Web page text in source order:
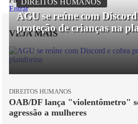
Entrar
VEJA MAIS
DIREITOS HUMANOS
AGU se reúne com
proteção de crianças na
DIREITOS HUMANOS
OAB/DF lança "violentômetro"
agressão a mulheres